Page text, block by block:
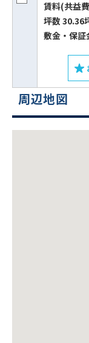
賃料(共益
坪数 30.36
敷⾦‧保証
ビ
周辺地図